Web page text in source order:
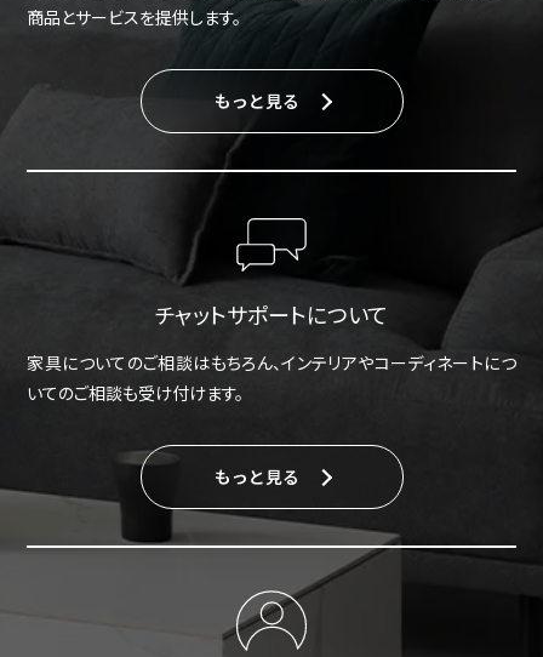
商品とサービスを提供します。
もっと見る
チャットサポートについて
家具についてのご相談はもちろん、インテリアやコーディネートにつ
いてのご相談も受け付けます。
もっと見る